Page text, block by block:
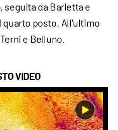
seguita da Barletta e
quarto posto. All'ultimo
e Belluno.
VIDEO